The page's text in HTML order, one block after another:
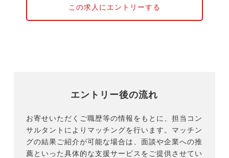
この求人にエントリーする
エントリー後の流れ
お寄せいただくご職歴等の情報をもとに、担当コン
サルタントによりマッチングを行います。マッチン
グの結果ご紹介が可能な場合は、面談や企業への推
薦といった具体的な支援サービスをご提供させてい